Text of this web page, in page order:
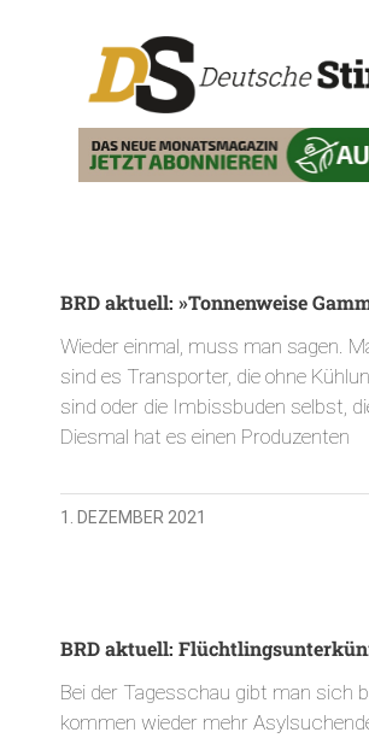
BRD aktuell: »Tonnenweise
Wieder einmal, muss man sagen.
sind es Transporter, die ohne
sind oder die Imbissbuden selbst,
Diesmal hat es einen Produzenten
1. DEZEMBER 2021
BRD aktuell:
Bei der Tagesschau gibt man sich
kommen wieder mehr